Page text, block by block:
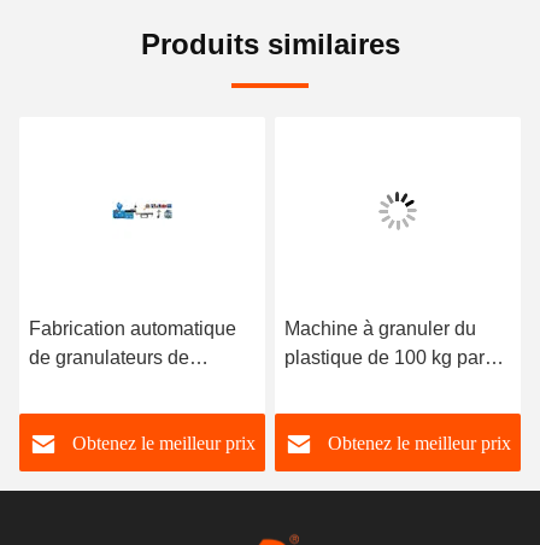
Produits similaires
Fabrication automatique
de granulateurs de
PP PE CPE
Obtenez le meilleur prix
Machine à granuler du
plastique de 100 kg par
recyclage de granulés
plastiquesObtenez le meilleur prix